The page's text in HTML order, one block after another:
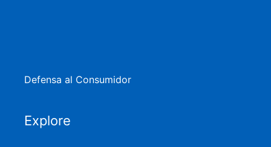
Defensa al Consumidor
Explore